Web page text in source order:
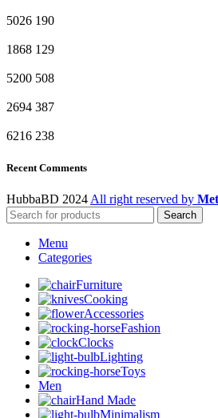
5026 190
1868 129
5200 508
2694 387
6216 238
Recent Comments
HubbaBD 2024 All right reserved by
Search
Menu
Categories
Furniture
Cooking
Accessories
Fashion
Clocks
Lighting
Toys
Men
Hand Made
Minimalism